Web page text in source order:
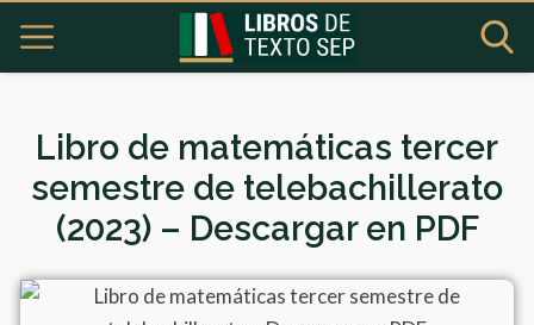
Libro de matemáticas tercer
semestre de telebachillerato
(2023) – Descargar en PDF